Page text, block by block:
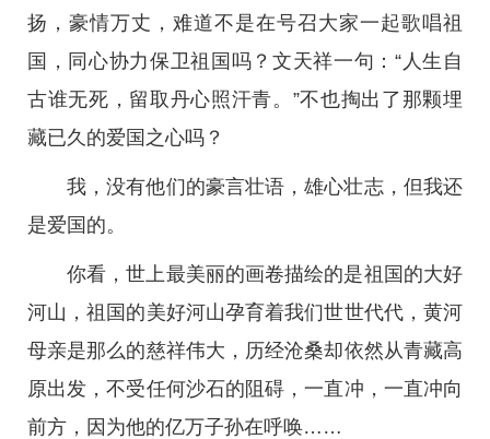
扬，豪情万丈，难道不是在号召大家一起歌唱祖
国，同心协力保卫祖国吗？文天祥一句：“人生自
古谁无死，留取丹心照汗青。”不也掏出了那颗埋
藏已久的爱国之心吗？
我，没有他们的豪言壮语，雄心壮志，但我还
是爱国的。
你看，世上最美丽的画卷描绘的是祖国的大好
河山，祖国的美好河山孕育着我们世世代代，黄河
母亲是那么的慈祥伟大，历经沧桑却依然从青藏高
原出发，不受任何沙石的阻碍，一直冲，一直冲向
前方，因为他的亿万子孙在呼唤……